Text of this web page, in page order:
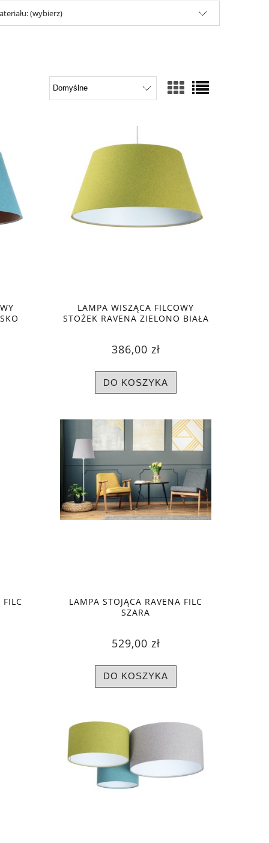
(wybierz)
LAMPA WISZĄCA FILCOWY
STOŻEK RAVENA ZIELONO BIAŁA
386,00 zł
DO KOSZYKA
FILC
LAMPA STOJĄCA RAVENA FILC
SZARA
529,00 zł
DO KOSZYKA